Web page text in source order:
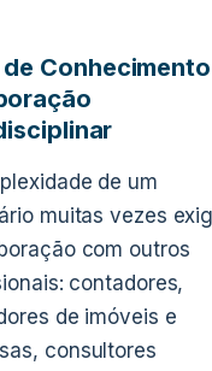
de
de um
muitas vezes
com outros
contadores,
de imóveis e
consultores